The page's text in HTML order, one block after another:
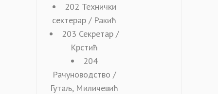
202 Технички
сектерар / Ракић
203 Секретар /
Крстић
204
Рачуноводство /
Гутаљ, Миличевић